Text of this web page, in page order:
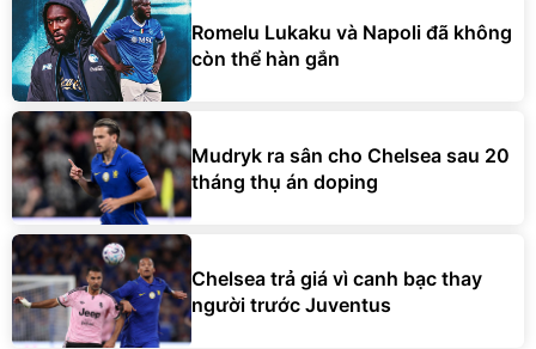
Romelu Lukaku và Napoli đã không
còn thể hàn gắn
Mudryk ra sân cho Chelsea sau 20
tháng thụ án doping
Chelsea trả giá vì canh bạc thay
người trước Juventus